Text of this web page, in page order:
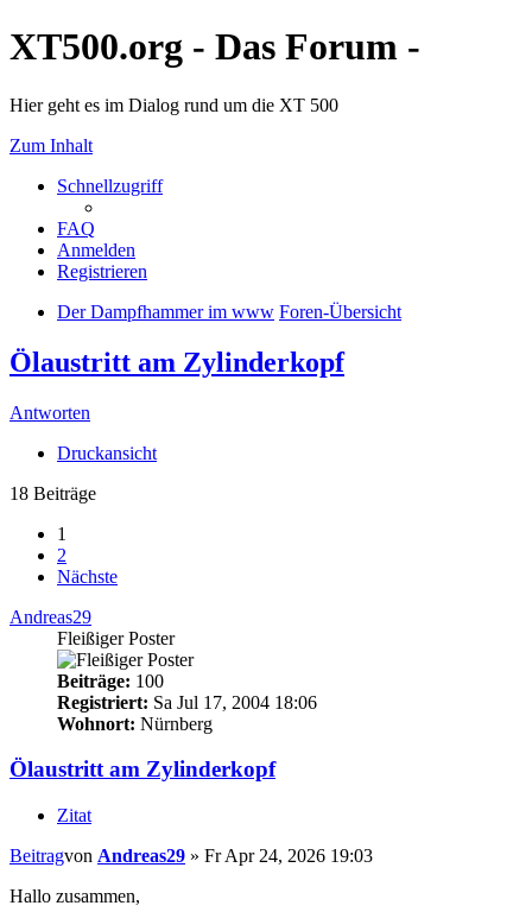
XT500.org - Das Forum -
Hier geht es im Dialog rund um die XT 500
Zum Inhalt
Schnellzugriff
FAQ
Anmelden
Registrieren
Der Dampfhammer im www Foren-Übersicht
Ölaustritt am Zylinderkopf
Antworten
Druckansicht
18 Beiträge
1
2
Nächste
Andreas29
Fleißiger Poster
Beiträge: 100
Registriert: Sa Jul 17, 2004 18:06
Wohnort: Nürnberg
Ölaustritt am Zylinderkopf
Zitat
Beitragvon Andreas29 » Fr Apr 24, 2026 19:03
Hallo zusammen,